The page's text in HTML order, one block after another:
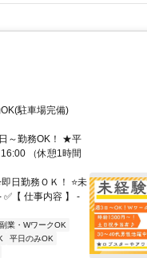
駐車場完備)
～勤務OK！ ★平
（休憩1時間
日勤務ＯＫ！ ⭐未
【 仕事内容 】 -
副業・WワークOK
平日のみOK